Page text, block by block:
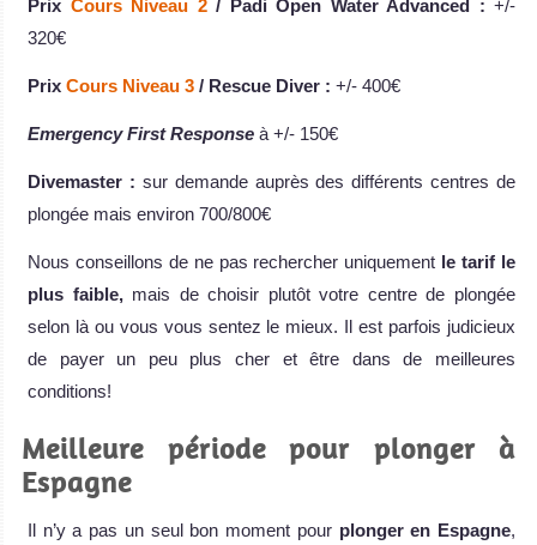
Prix Cours Niveau 2/ Padi Open Water Advanced : +/-
320€
Prix Cours Niveau 3 / Rescue Diver : +/- 400€
Emergency First Response à +/- 150€
Divemaster : sur demande auprès des différents centres de
plongée mais environ 700/800€
Nous conseillons de ne pas rechercher uniquement le tarif le
plus faible,mais de choisir plutôt votre centre de plongée
selon là ou vous vous sentez le mieux. Il est parfois judicieux
de payer un peu plus cher et être dans de meilleures
conditions!
Meilleure période pour plonger à
Espagne
Il n’y a pas un seul bon moment pour plonger en Espagne,